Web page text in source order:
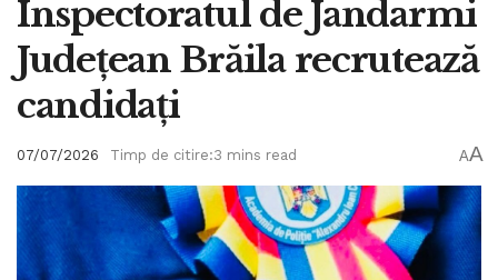
Inspectoratul de Jandarmi
Județean Brăila recrutează
candidați
07/07/2026 Timp de citire:3 mins read AA